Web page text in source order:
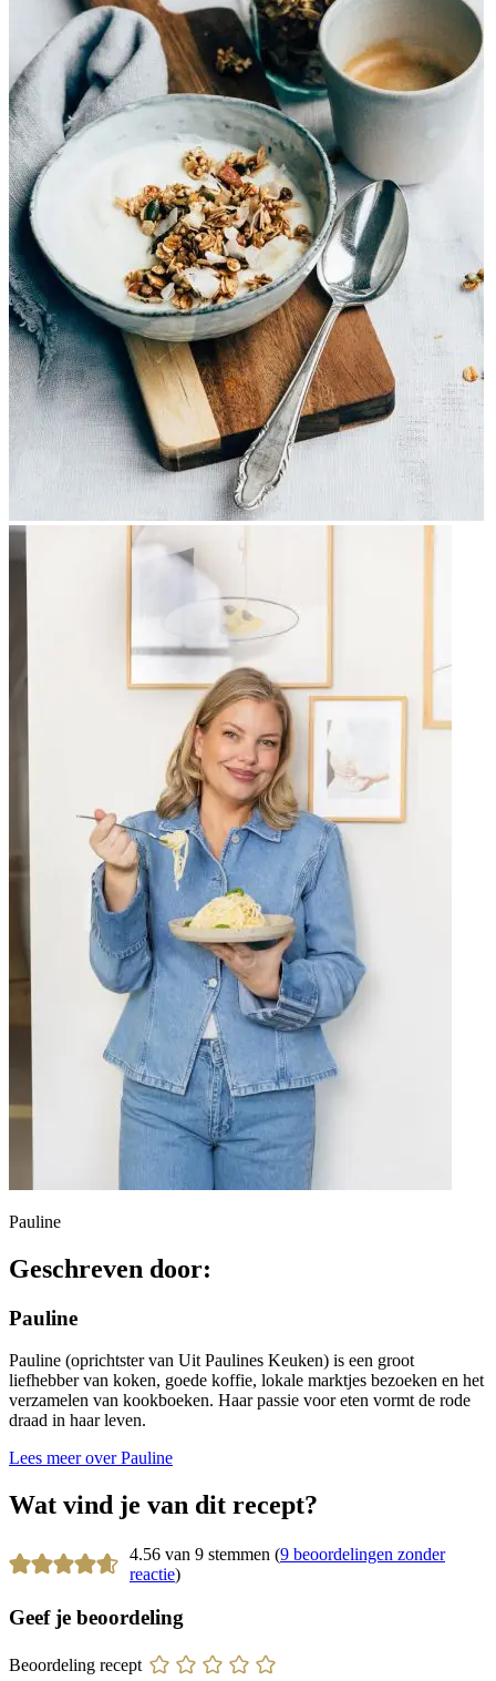
Pauline
Geschreven door:
Pauline
Pauline (oprichtster van Uit Paulines Keuken) is een groot
liefhebber van koken, goede koffie, lokale marktjes bezoeken en het
verzamelen van kookboeken. Haar passie voor eten vormt de rode
draad in haar leven.
Lees meer over Pauline
Wat vind je van dit recept?
4.56 van 9 stemmen (9 beoordelingen zonder
reactie)
Geef je beoordeling
Beoordeling recept